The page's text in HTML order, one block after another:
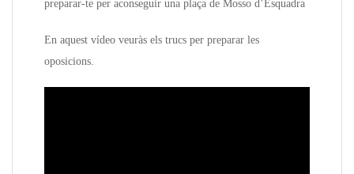
preparar-te per aconseguir una plaça de Mosso d’Esquadra
En aquest vídeo veuràs els trucs per preparar les
oposicions.